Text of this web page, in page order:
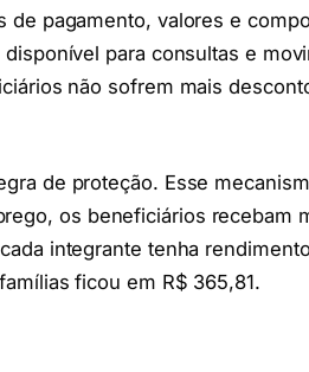
pagamento, valores e
para consultas e
não sofrem mais
de proteção. Esse
os beneficiários recebam
integrante tenha
ficou em R$ 365,81.